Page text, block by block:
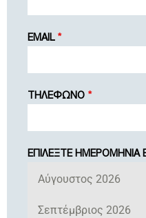
EMAIL *
ΤΗΛΕΦΩΝΟ *
ΕΠΙΛΕΞΤΕ ΗΜΕΡΟΜΗΝΙΑ
Αύγουστος 2026
Σεπτέμβριος 2026